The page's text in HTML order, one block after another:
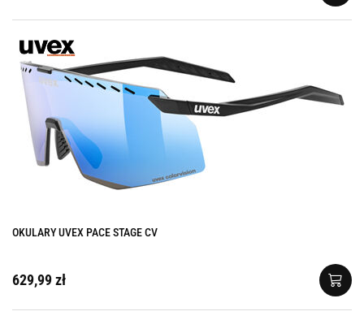
OKULARY UVEX PACE STAGE CV
629,99 zł